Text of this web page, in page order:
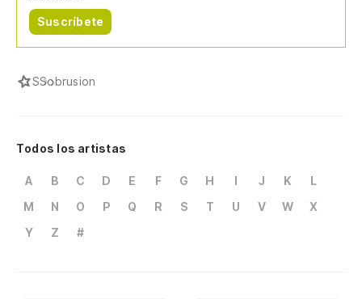
Suscríbete
SSobrusion
Todos los artistas
A B C D E F G H I J K
L
M
N O P Q R S T U V W
X
Y
Z #